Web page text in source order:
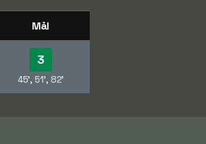
Mål
3
45', 51', 82'